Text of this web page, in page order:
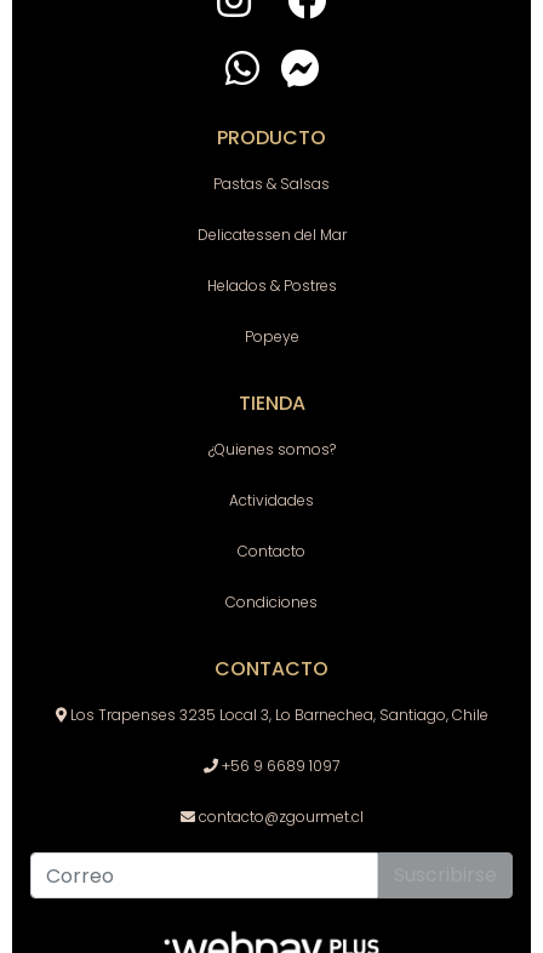
PRODUCTO
Pastas & Salsas
Delicatessen del Mar
Helados & Postres
Popeye
TIENDA
¿Quienes somos?
Actividades
Contacto
Condiciones
CONTACTO
Los Trapenses 3235 Local 3, Lo Barnechea, Santiago, Chile
+56 9 6689 1097
contacto@zgourmet.cl